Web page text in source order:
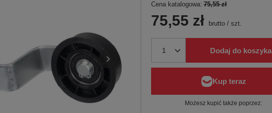
Cena katalogowa: 75,55 zł
75,55 zł brutto/ szt.
Dodaj do koszyka
Możesz kupić także poprzez: